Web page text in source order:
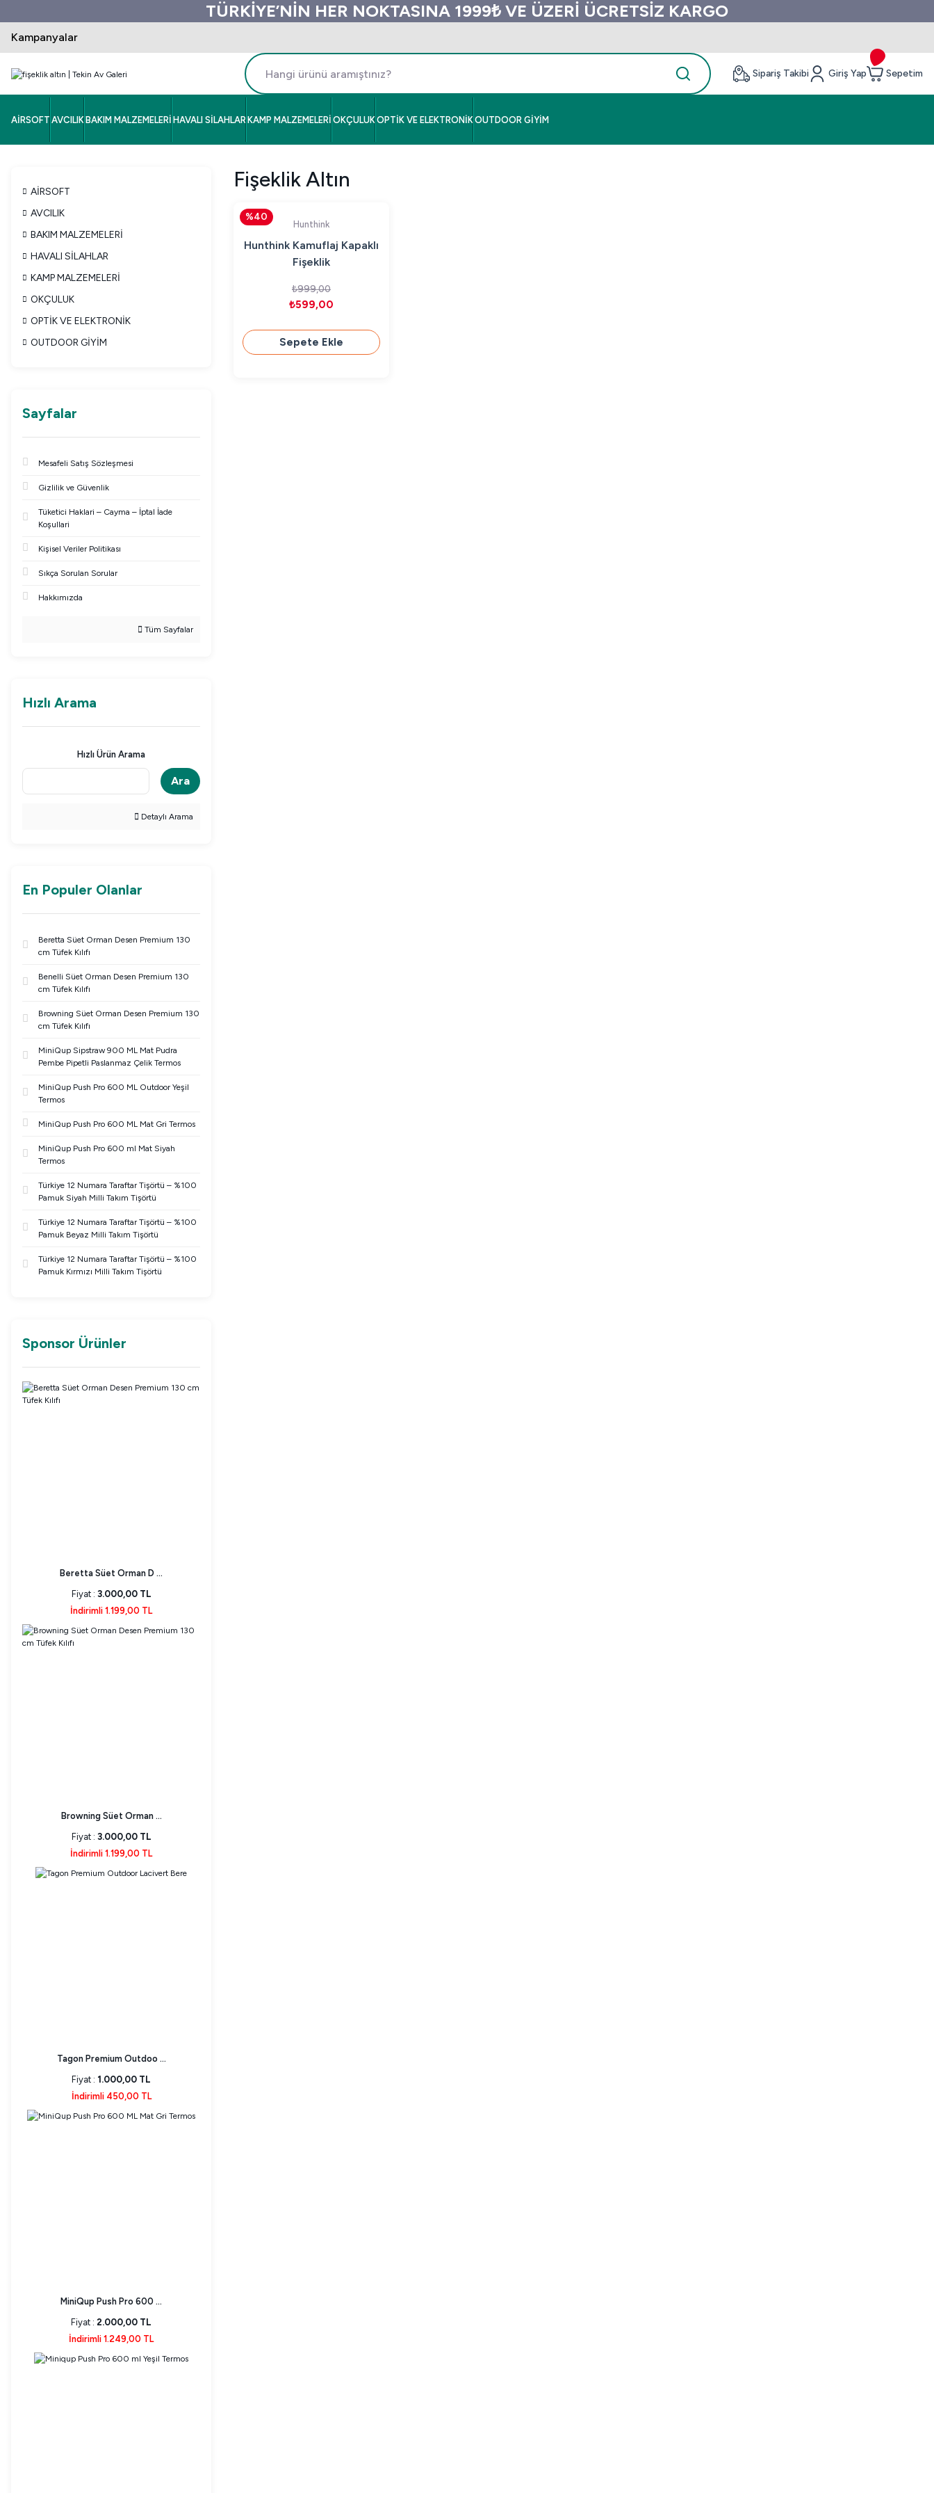
TÜRKİYE’NİN HER NOKTASINA 1999₺ VE ÜZERİ ÜCRETSİZ KARGO
Kampanyalar
Sipariş Takibi Giriş Yap Sepetim
AİRSOFT AVCILIK BAKIM MALZEMELERİ HAVALI SİLAHLAR KAMP MALZEMELERİ OKÇULUK OPTİK VE ELEKTRONİK OUTDOOR GİYİM
AİRSOFT
AVCILIK
BAKIM MALZEMELERİ
HAVALI SİLAHLAR
KAMP MALZEMELERİ
OKÇULUK
OPTİK VE ELEKTRONİK
OUTDOOR GİYİM
Sayfalar
Mesafeli Satış Sözleşmesi
Gizlilik ve Güvenlik
Tüketici Haklari – Cayma – İptal İade
Koşullari
Kişisel Veriler Politikası
Sıkça Sorulan Sorular
Hakkımızda
Tüm Sayfalar
Hızlı Arama
Hızlı Ürün Arama
Ara
Detaylı Arama
En Populer Olanlar
Beretta Süet Orman Desen Premium 130
cm Tüfek Kılıfı
Benelli Süet Orman Desen Premium 130
cm Tüfek Kılıfı
Browning Süet Orman Desen Premium 130
cm Tüfek Kılıfı
MiniQup Sipstraw 900 ML Mat Pudra
Pembe Pipetli Paslanmaz Çelik Termos
MiniQup Push Pro 600 ML Outdoor Yeşil
Termos
MiniQup Push Pro 600 ML Mat Gri Termos
MiniQup Push Pro 600 ml Mat Siyah
Termos
Türkiye 12 Numara Taraftar Tişörtü – %100
Pamuk Siyah Milli Takım Tişörtü
Türkiye 12 Numara Taraftar Tişörtü – %100
Pamuk Beyaz Milli Takım Tişörtü
Türkiye 12 Numara Taraftar Tişörtü – %100
Pamuk Kırmızı Milli Takım Tişörtü
Sponsor Ürünler
Beretta Süet Orman D ...
Fiyat : 3.000,00 TL
İndirimli 1.199,00 TL
Browning Süet Orman ...
Fiyat : 3.000,00 TL
İndirimli 1.199,00 TL
Tagon Premium Outdoo ...
Fiyat : 1.000,00 TL
İndirimli 450,00 TL
MiniQup Push Pro 600 ...
Fiyat : 2.000,00 TL
İndirimli 1.249,00 TL
Fişeklik Altın
%40
Hunthink
Hunthink Kamuflaj Kapaklı
Fişeklik
₺999,00
₺599,00
Sepete Ekle